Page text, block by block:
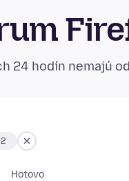
24 hodín nemajú
Hotovo